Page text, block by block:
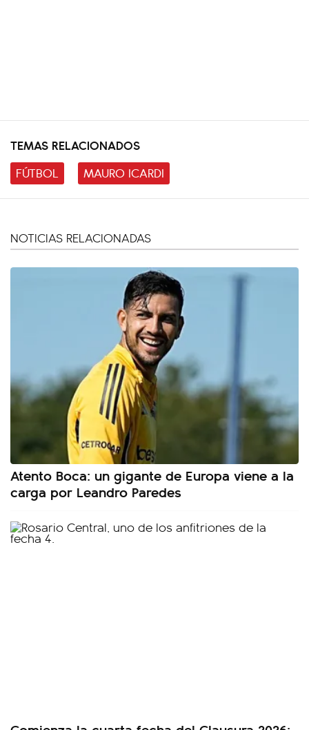
TEMAS RELACIONADOS
FÚTBOL
MAURO ICARDI
NOTICIAS RELACIONADAS
Atento Boca: un gigante de Europa viene a la
carga por Leandro Paredes